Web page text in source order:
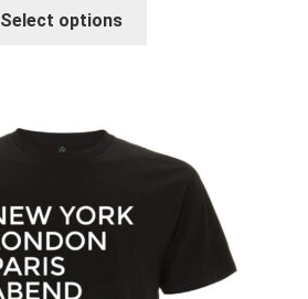
Select options